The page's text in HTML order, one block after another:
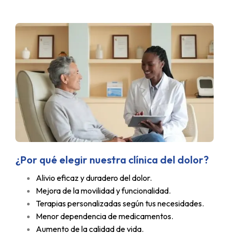
¿Por qué elegir nuestra clínica del dolor?
Alivio eficaz y duradero del dolor.
Mejora de la movilidad y funcionalidad.
Terapias personalizadas según tus necesidades.
Menor dependencia de medicamentos.
Aumento de la calidad de vida.